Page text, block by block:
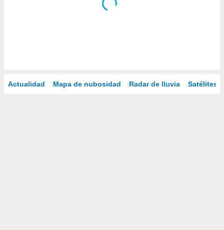
Actualidad Mapa de nubosidad Radar de lluvia Satélites